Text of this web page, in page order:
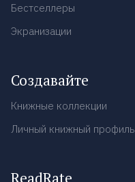
Бестселлеры
Экранизации
Создавайте
Книжные коллекции
Личный книжный профиль
ReadRate